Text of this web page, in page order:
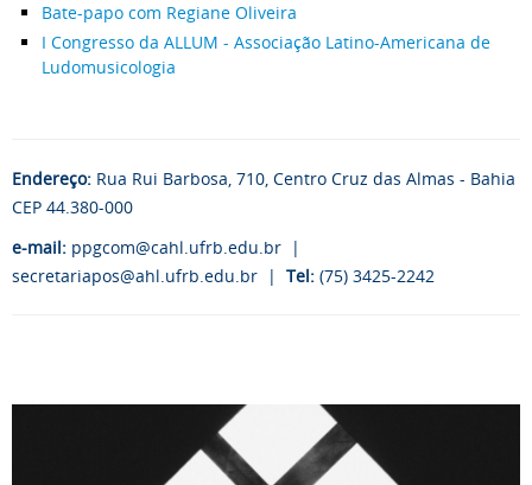
Bate-papo com Regiane Oliveira
I Congresso da ALLUM - Associação Latino-Americana de
Ludomusicologia
Endereço: Rua Rui Barbosa, 710, Centro Cruz das Almas - Bahia
CEP 44.380-000
e-mail: ppgcom@cahl.ufrb.edu.br |
secretariapos@ahl.ufrb.edu.br | Tel: (75) 3425-2242